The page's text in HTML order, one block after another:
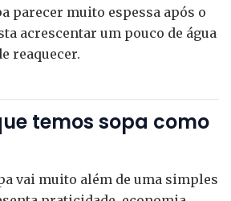
parecer muito espessa após o
acrescentar um pouco de água
reaquecer.
temos sopa como
vai muito além de uma simples